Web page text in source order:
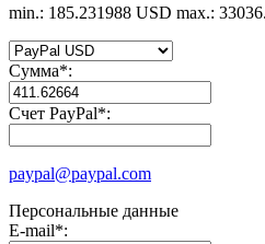
min.: 185.231988 USD max.:
Сумма*:
Счет PayPal*:
paypal@paypal.com
Персональные данные
E-mail*: